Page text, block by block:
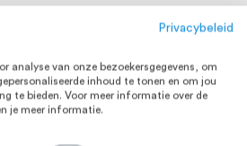
Privacybeleid
analyse van onze bezoekersgegevens, om
inhoud te tonen en om jou
te bieden. Voor meer informatie over de
je meer informatie.